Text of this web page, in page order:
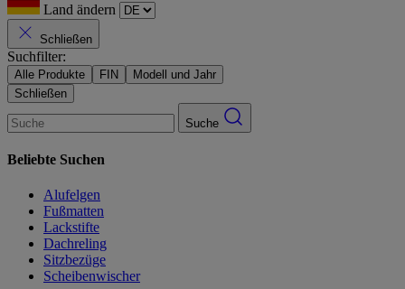
Land ändern
Schließen
Suchfilter:
Alle Produkte FIN
Modell und Jahr
Schließen
Suche
Beliebte Suchen
Alufelgen
Fußmatten
Lackstifte
Dachreling
Sitzbezüge
Scheibenwischer